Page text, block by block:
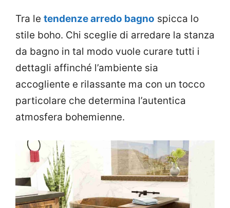
Tra le tendenze arredo bagno spicca lo
stile boho. Chi sceglie di arredare la stanza
da bagno in tal modo vuole curare tutti i
dettagli affinché l’ambiente sia
accogliente e rilassante ma con un tocco
particolare che determina l’autentica
atmosfera bohemienne.